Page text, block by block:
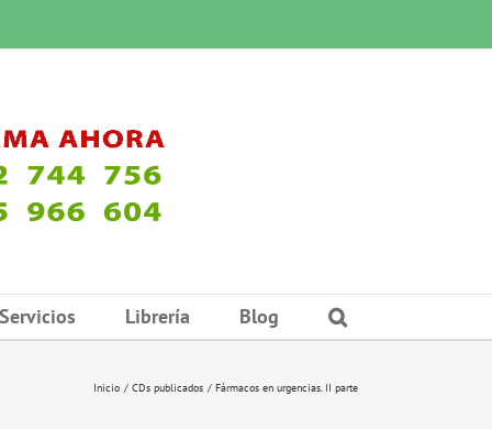
Librería Blog
Inicio CDs publicados Fármacos en urgencias. II parte